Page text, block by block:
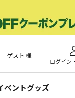
ゲスト 様
ログイン
ベントグッズ